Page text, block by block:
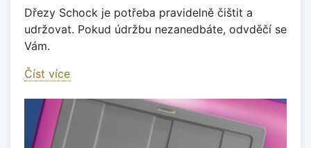
Dřezy Schock je potřeba pravidelně čištit a
udržovat. Pokud údržbu nezanedbáte, odvděčí se
Vám.
Číst více